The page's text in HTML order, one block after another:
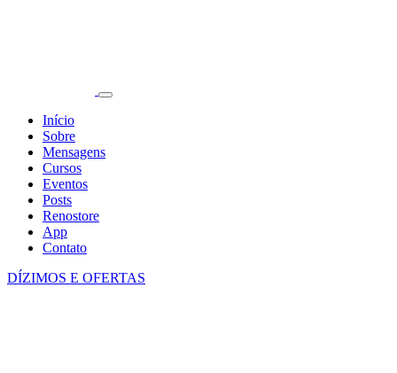
Início
Sobre
Mensagens
Cursos
Eventos
Posts
Renostore
App
Contato
DÍZIMOS E OFERTAS